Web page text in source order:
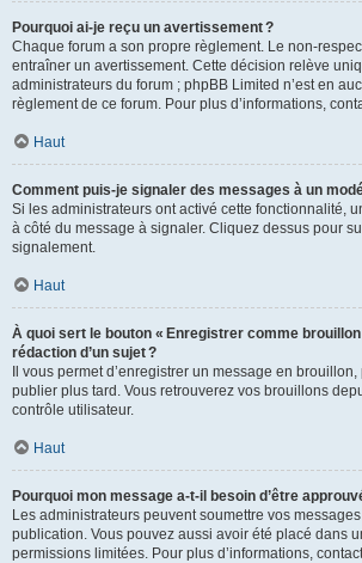
Pourquoi ai-je reçu un avertissement ?
Chaque forum a son propre règlement. Le non-
entraîner un avertissement. Cette décision relève
administrateurs du forum ; phpBB Limited n’est en
règlement de ce forum. Pour plus d’informations,
Haut
Comment puis-je signaler des messages à un
Si les administrateurs ont activé cette fonctionnalité,
à côté du message à signaler. Cliquez dessus pour
signalement.
Haut
À quoi sert le bouton « Enregistrer comme
rédaction d’un sujet ?
Il vous permet d’enregistrer un message en
publier plus tard. Vous retrouverez vos brouillons
contrôle utilisateur.
Haut
Pourquoi mon message a-t-il besoin d’être
Les administrateurs peuvent soumettre vos
publication. Vous pouvez aussi avoir été placé dans
permissions limitées. Pour plus d’informations,